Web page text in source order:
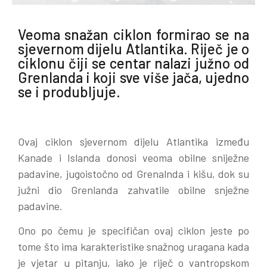
Veoma snažan ciklon formirao se na
sjevernom dijelu Atlantika. Riječ je o
ciklonu čiji se centar nalazi južno od
Grenlanda i koji sve više jača, ujedno
se i produbljuje.
Ovaj ciklon sjevernom dijelu Atlantika između
Kanade i Islanda donosi veoma obilne sniježne
padavine, jugoistočno od Grenalnda i kišu, dok su
južni dio Grenlanda zahvatile obilne snježne
padavine.
Ono po čemu je specifičan ovaj ciklon jeste po
tome što ima karakteristike snažnog uragana kada
je vjetar u pitanju, iako je riječ o vantropskom